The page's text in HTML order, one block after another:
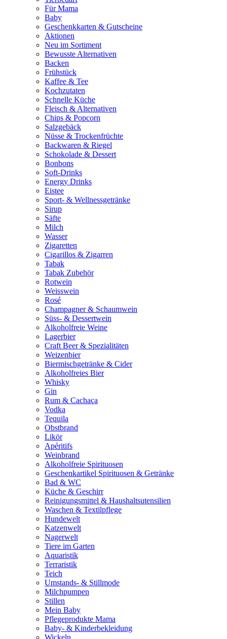
Für Mama
Baby
Geschenkkarten & Gutscheine
Aktionen
Neu im Sortiment
Bewusste Alternativen
Backen
Frühstück
Kaffee & Tee
Kochzutaten
Schnelle Küche
Fleisch & Alternativen
Chips & Popcorn
Salzgebäck
Nüsse & Trockenfrüchte
Backwaren & Riegel
Schokolade & Dessert
Bonbons
Soft-Drinks
Energy Drinks
Eistee
Sport- & Wellnessgetränke
Sirup
Säfte
Milch
Wasser
Zigaretten
Cigarillos & Zigarren
Tabak
Tabak Zubehör
Rotwein
Weisswein
Rosé
Champagner & Schaumwein
Süss- & Dessertwein
Alkoholfreie Weine
Lagerbier
Craft Beer & Spezialitäten
Weizenbier
Biermischgetränke & Cider
Alkoholfreies Bier
Whisky
Gin
Rum & Cachaça
Vodka
Tequila
Obstbrand
Likör
Apéritifs
Weinbrand
Alkoholfreie Spirituosen
Geschenkartikel Spirituosen & Getränke
Bad & WC
Küche & Geschirr
Reinigungsmittel & Haushaltsutensilien
Waschen & Textilpflege
Hundewelt
Katzenwelt
Nagerwelt
Tiere im Garten
Aquaristik
Terraristik
Teich
Umstands- & Stillmode
Milchpumpen
Stillen
Mein Baby
Pflegeprodukte Mama
Baby- & Kinderbekleidung
Wickeln